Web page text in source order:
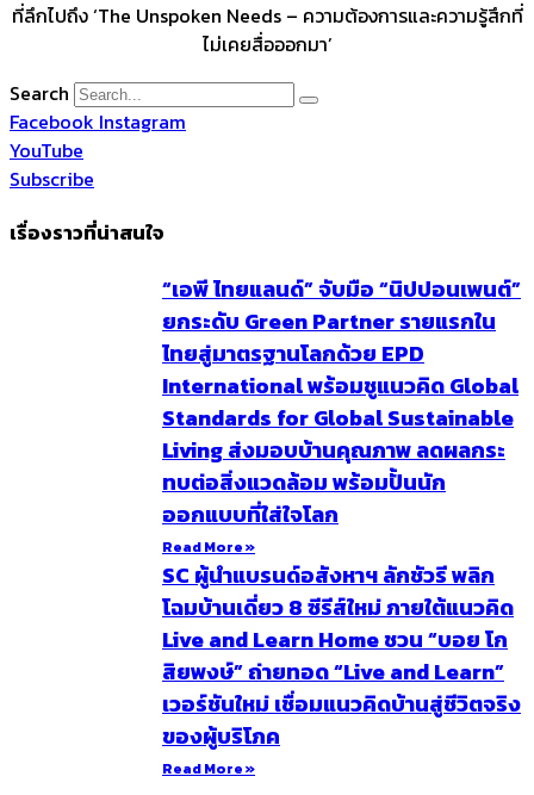
ที่ลึกไปถึง ‘The Unspoken Needs – ความต้องการและความรู้สึกที่
ไม่เคยสื่อออกมา’
Search
Facebook Instagram
YouTube
Subscribe
เรื่องราวที่น่าสนใจ
“เอพี ไทยแลนด์” จับมือ “นิปปอนเพนต์”
ยกระดับ Green Partner รายแรกใน
ไทยสู่มาตรฐานโลกด้วย EPD
International พร้อมชูแนวคิด Global
Standards for Global Sustainable
Living ส่งมอบบ้านคุณภาพ ลดผลกระ
ทบต่อสิ่งแวดล้อม พร้อมปั้นนัก
ออกแบบที่ใส่ใจโลก
Read More »
SC ผู้นำแบรนด์อสังหาฯ ลักชัวรี พลิก
โฉมบ้านเดี่ยว 8 ซีรีส์ใหม่ ภายใต้แนวคิด
Live and Learn Home ชวน “บอย โก
สิยพงษ์” ถ่ายทอด “Live and Learn”
เวอร์ชันใหม่ เชื่อมแนวคิดบ้านสู่ชีวิตจริง
ของผู้บริโภค
Read More »